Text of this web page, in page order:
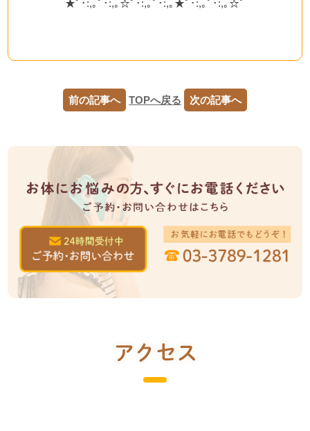
★ﾟ･:,｡ﾟ･:,｡☆ﾟ･:,｡ﾟ･:,｡★ﾟ･:,｡ﾟ･:,｡☆ﾟ
前の記事へ TOPへ戻る 次の記事へ